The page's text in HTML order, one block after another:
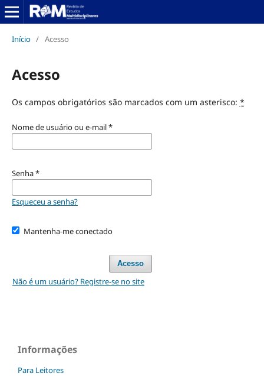
Início / Acesso
Acesso
Os campos obrigatórios são marcados com um asterisco: *
Nome de usuário ou e-mail*
Senha*
Esqueceu a senha?
Mantenha-me conectado
Acesso
Não é um usuário? Registre-se no site
Informações
Para Leitores